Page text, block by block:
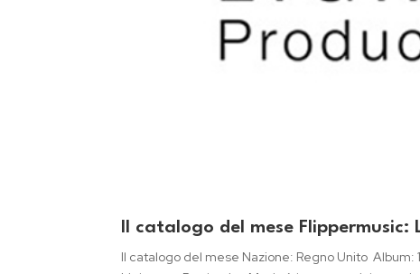
Il catalogo del mese
Il catalogo del mese Nazione: Regno Unito